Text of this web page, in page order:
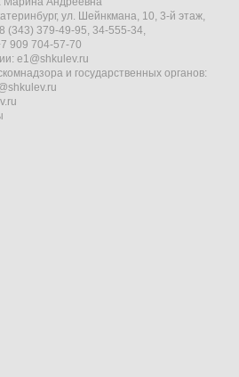
ул. Шейнкмана, 10, 3-й этаж,
(343) 379-49-95, 34-555-34,
909 704-57-70
e1@shkulev.ru
и государственных органов: